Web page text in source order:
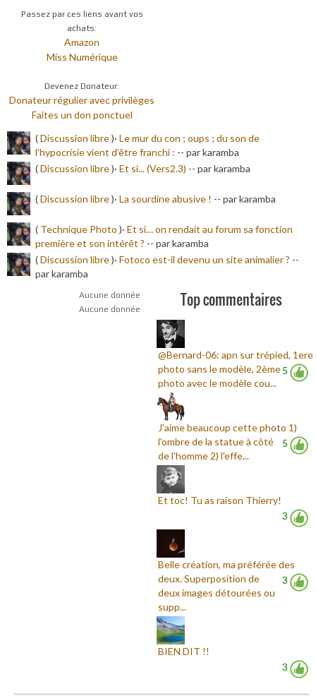
Passez par ces liens avant vos
achats:
Amazon
Miss Numérique
Devenez Donateur:
Donateur régulier avec privilèges
Faites un don ponctuel
(Discussion libre)· Le mur du con ; oups ; du son de
l’hypocrisie vient d’être franchi : -- par karamba
(Discussion libre)· Et si... (Vers2.3) -- par karamba
(Discussion libre)· La sourdine abusive ! -- par karamba
( Technique Photo )· Et si… on rendait au forum sa fonction
première et son intérêt ? -- par karamba
(Discussion libre)· Fotoco est-il devenu un site animalier ? --
par karamba
Aucune donnée
Aucune donnée
Top commentaires
5
@Bernard-06: apn sur trépied, 1ere
photo sans le modèle, 2ème
photo avec le modèle cou...
5
J'aime beaucoup cette photo 1)
l'ombre de la statue à côté
de l'homme 2) l'effe...
3
Et toc! Tu as raison Thierry!
3
Belle création, ma préférée des
deux. Superposition de
deux images détourées ou
supp...
3
BIEN DIT !!